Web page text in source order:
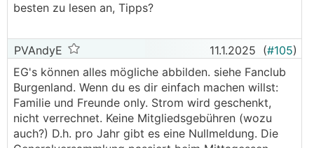
besten zu lesen an, Tipps?
PVAndyE 11.1.2025 (#105)
EG's können alles mögliche abbilden. siehe Fanclub
Burgenland. Wenn du es dir einfach machen willst:
Familie und Freunde only. Strom wird geschenkt,
nicht verrechnet. Keine Mitgliedsgebühren (wozu
auch?) D.h. pro Jahr gibt es eine Nullmeldung. Die